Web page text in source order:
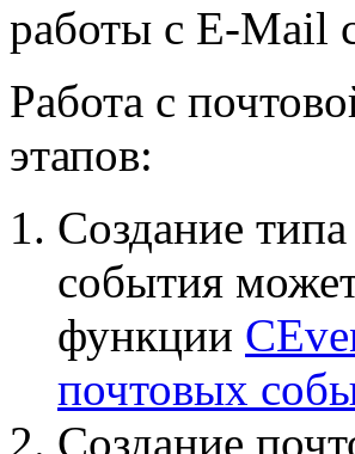
работы с E-Mail
Работа с
этапов:
Создание
события
функции
почтовых
Создание